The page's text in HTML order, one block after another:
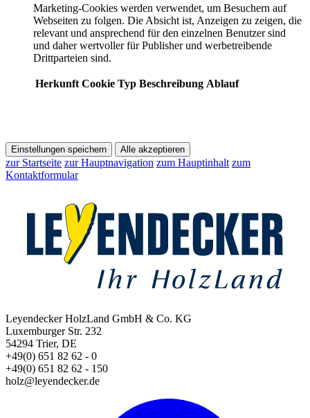
Marketing-Cookies werden verwendet, um Besuchern auf
Webseiten zu folgen. Die Absicht ist, Anzeigen zu zeigen, die
relevant und ansprechend für den einzelnen Benutzer sind
und daher wertvoller für Publisher und werbetreibende
Drittparteien sind.
Herkunft Cookie Typ Beschreibung Ablauf
Einstellungen speichern Alle akzeptieren
zur Startseite zur Hauptnavigation zum Hauptinhalt zum
Kontaktformular
Leyendecker HolzLand GmbH & Co. KG
Luxemburger Str. 232
54294 Trier, DE
+49(0) 651 82 62 - 0
+49(0) 651 82 62 - 150
holz@leyendecker.de